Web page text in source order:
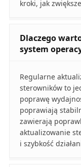
kroki, jak
Dlaczego
system
Regularne
sterowników to
poprawę
poprawiają
zawierają
aktualizowanie
i szybkość